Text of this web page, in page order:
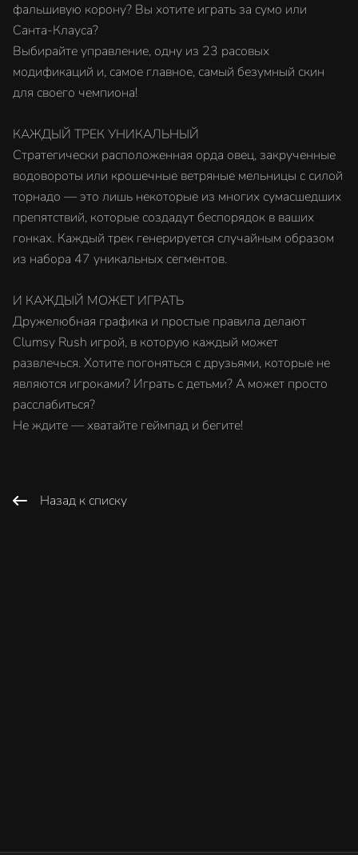
фальшивую корону? Вы хотите играть за сумо или
Санта-Клауса?
Выбирайте управление, одну из 23 расовых
модификаций и, самое главное, самый безумный скин
для своего чемпиона!
КАЖДЫЙ ТРЕК УНИКАЛЬНЫЙ
Стратегически расположенная орда овец, закрученные
водовороты или крошечные ветряные мельницы с силой
торнадо — это лишь некоторые из многих сумасшедших
препятствий, которые создадут беспорядок в ваших
гонках. Каждый трек генерируется случайным образом
из набора 47 уникальных сегментов.
И КАЖДЫЙ МОЖЕТ ИГРАТЬ
Дружелюбная графика и простые правила делают
Clumsy Rush игрой, в которую каждый может
развлечься. Хотите погоняться с друзьями, которые не
являются игроками? Играть с детьми? А может просто
расслабиться?
Не ждите — хватайте геймпад и бегите!
Назад к списку